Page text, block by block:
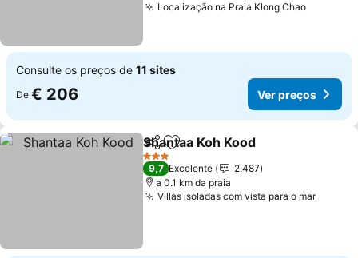
Localização na Praia Klong Chao
Consulte os preços de 11 sites
De € 206 Ver preços
PartilharAdicionar aos favoritos
Shantaa Koh Kood
3 Estrelas
9,7 Excelente
2.487
a 0.1 km da praia
Villas isoladas com vista para o mar